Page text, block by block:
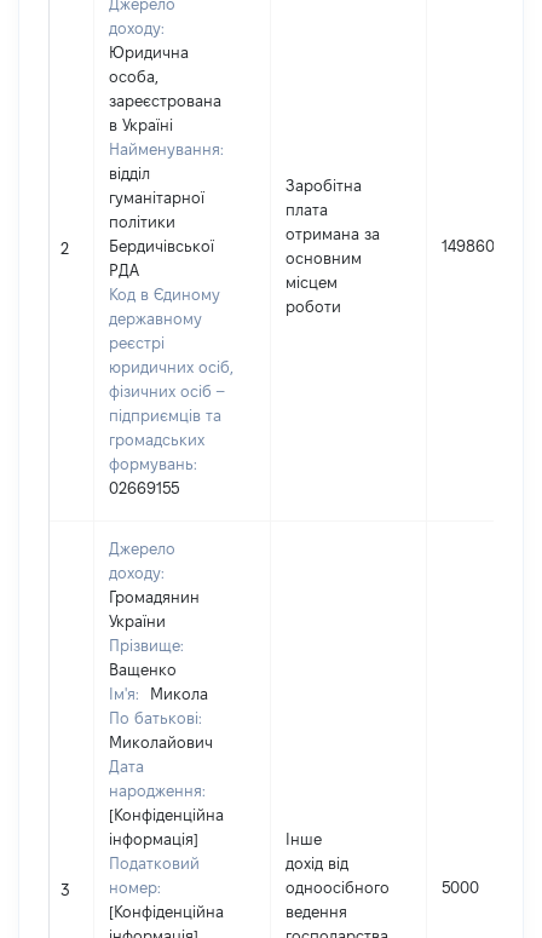
2
Джерело
доходу:
Юридична
особа,
зареєстрована
в Україні
Найменування:
відділ
гуманітарної
політики
Бердичівської
РДА
Код в Єдиному
державному
реєстрі
юридичних осіб,
фізичних осіб –
підприємців та
громадських
формувань:
02669155
Заробітна
плата
отримана за
основним
місцем
роботи
149860
3
Джерело
доходу:
Громадянин
України
Прізвище:
Ващенко
Ім'я:
Микола
По батькові:
Миколайович
Дата
народження:
[Конфіденційна
інформація]
Податковий
номер:
[Конфіденційна
Інше
дохід від
одноосібного
ведення
5000